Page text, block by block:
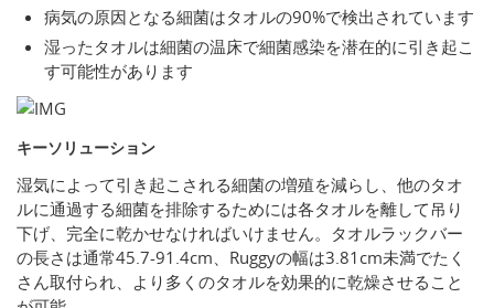
病気の原因となる細菌はタオルの90%で検出されています
湿ったタオルは細菌の温床で細菌感染を潜在的に引き起こ
す可能性があります
キーソリューション
湿気によって引き起こされる細菌の増殖を減らし、他のタオ
ルに通過する細菌を排除するためには各タオルを離して吊り
下げ、完全に乾かせなければいけません。タオルラックバー
の長さは通常45.7-91.4cm、Ruggyの幅は3.81cm未満でたく
さん取付られ、より多くのタオルを効果的に乾燥させること